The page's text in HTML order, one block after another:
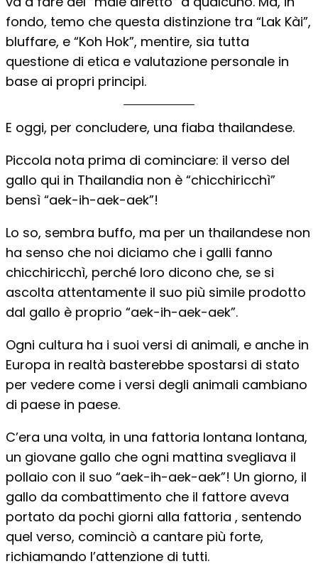
fondo, temo che questa distinzione tra “Lak Kài”,
bluffare, e “Koh Hok”, mentire, sia tutta
questione di etica e valutazione personale in
base ai propri principi.
E oggi, per concludere, una fiaba thailandese.
Piccola nota prima di cominciare: il verso del
gallo qui in Thailandia non è “chicchiricchì”
bensì “aek-ih-aek-aek”!
Lo so, sembra buffo, ma per un thailandese non
ha senso che noi diciamo che i galli fanno
chicchiricchì, perché loro dicono che, se si
ascolta attentamente il suo più simile prodotto
dal gallo è proprio “aek-ih-aek-aek”.
Ogni cultura ha i suoi versi di animali, e anche in
Europa in realtà basterebbe spostarsi di stato
per vedere come i versi degli animali cambiano
di paese in paese.
C’era una volta, in una fattoria lontana lontana,
un giovane gallo che ogni mattina svegliava il
pollaio con il suo “aek-ih-aek-aek”! Un giorno, il
gallo da combattimento che il fattore aveva
portato da pochi giorni alla fattoria , sentendo
quel verso, cominciò a cantare più forte,
richiamando l’attenzione di tutti.